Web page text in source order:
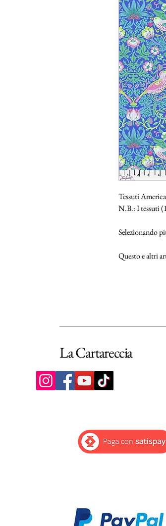
Tessuti
N.B.: I tessuti
Selezionando
Questo e altri
La Cartareccia